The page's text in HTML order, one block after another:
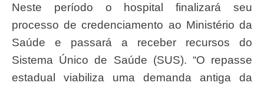
Neste período o hospital finalizará seu
processo de credenciamento ao Ministério da
Saúde e passará a receber recursos do
Sistema Único de Saúde (SUS). “O repasse
estadual viabiliza uma demanda antiga da